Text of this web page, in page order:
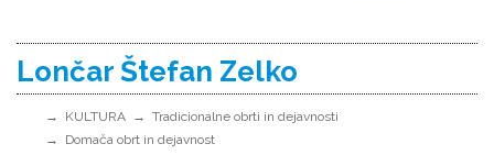
Lončar Štefan Zelko
KULTURA
Tradicionalne obrti in dejavnosti
Domača obrt in dejavnost